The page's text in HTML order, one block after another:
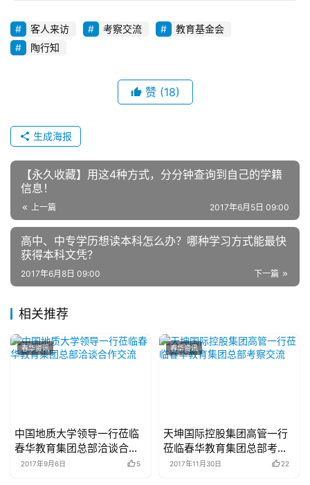
客人来访 考察交流
教育基金会
陶行知
赞 (18)
生成海报
【永久收藏】用这4种方式，分分钟查询到自己的学籍
信息！
上一篇 2017年6月5日 09:00
高中、中专学历想读本科怎么办？哪种学习方式能最快
获得本科文凭？
下一篇
2017年6月8日 09:00
相关推荐
春华资讯
中国地质大学领导一行莅临
春华教育集团总部洽谈合作
交流
2017年9月6日 5
春华资讯
天坤国际控股集团高管一行
莅临春华教育集团总部考察
交流
2017年11月30日 22